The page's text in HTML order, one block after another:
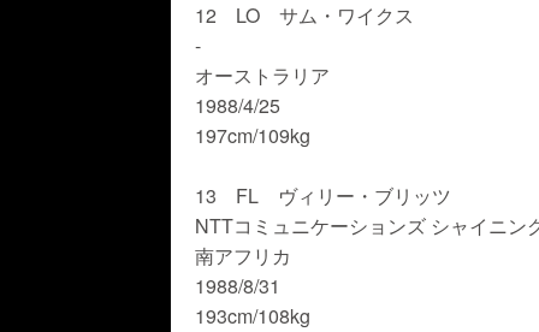
12 LO サム・ワイクス
-
オーストラリア
1988/4/25
197cm/109kg
13 FL ヴィリー・ブリッツ
NTTコミュニケーションズ シャイニン
南アフリカ
1988/8/31
193cm/108kg